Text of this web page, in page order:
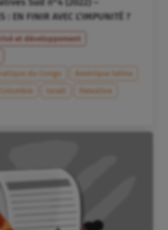
: EN FINIR AVEC L’IMPUNITÉ ?
et développement
du Congo
Amérique latine
Colombie Israël
Palestine